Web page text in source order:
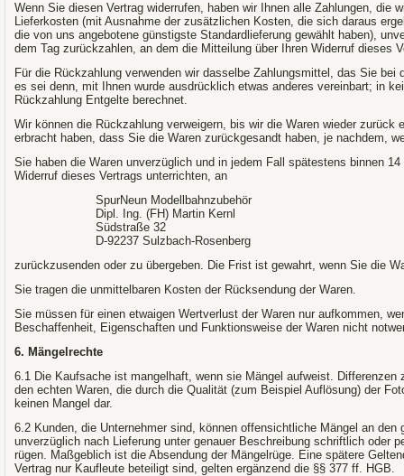
Wenn Sie diesen Vertrag widerrufen, haben wir Ihnen alle Zahlungen, die
Lieferkosten (mit Ausnahme der zusätzlichen Kosten, die sich daraus
die von uns angebotene günstigste Standardlieferung gewählt haben),
dem Tag zurückzahlen, an dem die Mitteilung über Ihren Widerruf dieses
Für die Rückzahlung verwenden wir dasselbe Zahlungsmittel, das Sie
es sei denn, mit Ihnen wurde ausdrücklich etwas anderes vereinbart; in
Rückzahlung Entgelte berechnet.
Wir können die Rückzahlung verweigern, bis wir die Waren wieder zurück
erbracht haben, dass Sie die Waren zurückgesandt haben, je nachdem,
Sie haben die Waren unverzüglich und in jedem Fall spätestens binnen
Widerruf dieses Vertrags unterrichten, an
SpurNeun Modellbahnzubehör
Dipl. Ing. (FH) Martin Kernl
Südstraße 32
D-92237 Sulzbach-Rosenberg
zurückzusenden oder zu übergeben. Die Frist ist gewahrt, wenn Sie die
Sie tragen die unmittelbaren Kosten der Rücksendung der Waren.
Sie müssen für einen etwaigen Wertverlust der Waren nur aufkommen,
Beschaffenheit, Eigenschaften und Funktionsweise der Waren nicht
6. Mängelrechte
6.1 Die Kaufsache ist mangelhaft, wenn sie Mängel aufweist.
den echten Waren, die durch die Qualität (zum Beispiel Auflösung) der
keinen Mangel dar.
6.2 Kunden, die Unternehmer sind, können offensichtliche Mängel an
unverzüglich nach Lieferung unter genauer Beschreibung schriftlich oder
rügen. Maßgeblich ist die Absendung der Mängelrüge. Eine spätere
Vertrag nur Kaufleute beteiligt sind, gelten ergänzend die §§ 377 ff. HGB.